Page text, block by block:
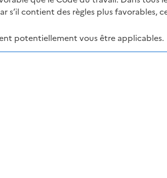
s’il contient des règles plus favorables,
potentiellement vous être applicables.